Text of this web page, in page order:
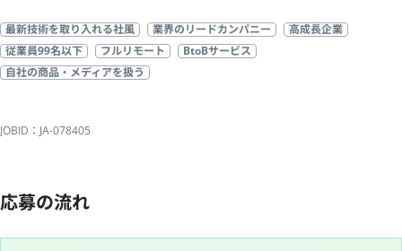
最新技術を取り入れる社風 業界のリードカンパニー
高成長企業
従業員99名以下
フルリモート
BtoBサービス
自社の商品・メディアを扱う
JOBID：JA-078405
応募の流れ